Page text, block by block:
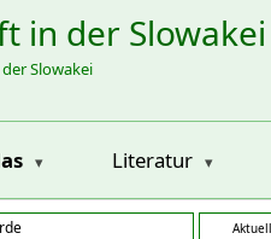
in der Slowakei
Slowakei
Literatur